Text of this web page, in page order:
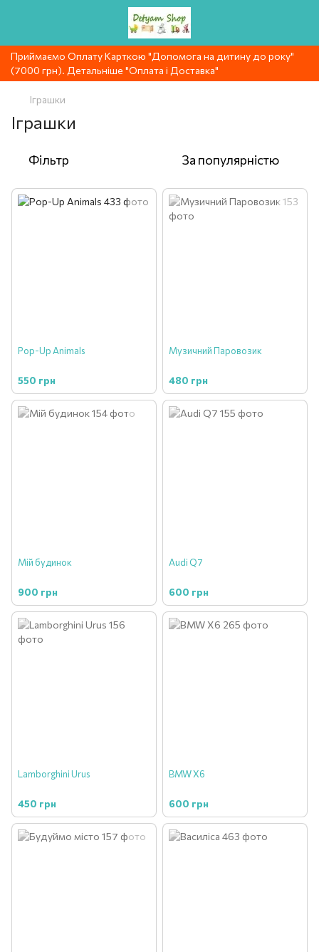
Приймаємо Оплату Карткою "Допомога на дитину до року"
(7000 грн). Детальніше "Оплата і Доставка"
Іграшки
Іграшки
Фільтр За популярністю
Pop-Up Animals
550 грн
Музичний Паровозик
480 грн
Мій будинок
900 грн
Audi Q7
600 грн
Lamborghini Urus
450 грн
BMW X6
600 грн